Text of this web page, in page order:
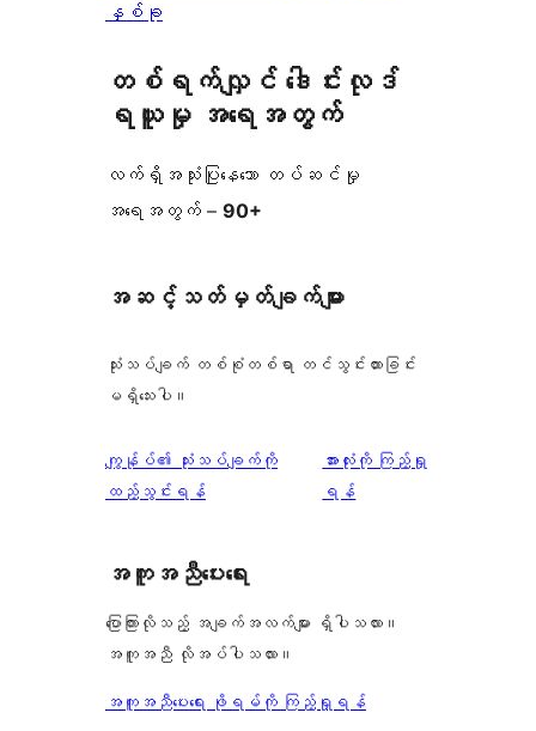
နှစ်ခု
တစ်ရက်လျှင် ဒေါင်းလုဒ်
ရယူမှု အရေအတွက်
လက်ရှိအသုံးပြုနေသော တပ်ဆင်မှု
အရေအတွက် – 90+
အဆင့်သတ်မှတ်ချက်များ
သုံးသပ်ချက် တစ်စုံတစ်ရာ တင်သွင်းထားခြင်း
မရှိသေးပါ။
ကျွန်ုပ်၏ သုံးသပ်ချက်ကို
ထည့်သွင်းရန်
သုံးသပ်
ချက်
အားလုံးကို ကြည့်ရှု
ရန်
အကူအညီပေးရေး
ပြောကြားလိုသည့် အချက်အလက်များ ရှိပါသလား။
အကူအညီ လိုအပ်ပါသလား။
အကူအညီပေးရေး ဖိုရမ်ကို ကြည့်ရှုရန်